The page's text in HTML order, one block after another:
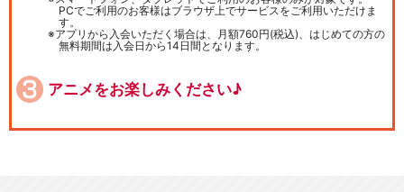
PCでご利用のお客様はブラウザ上でサービスをご利用いただけま
す。
アプリから入会いただく場合は、月額760円(税込)、はじめての方の
無料期間は入会日から14日間となります。
アニメをお楽しみください♪